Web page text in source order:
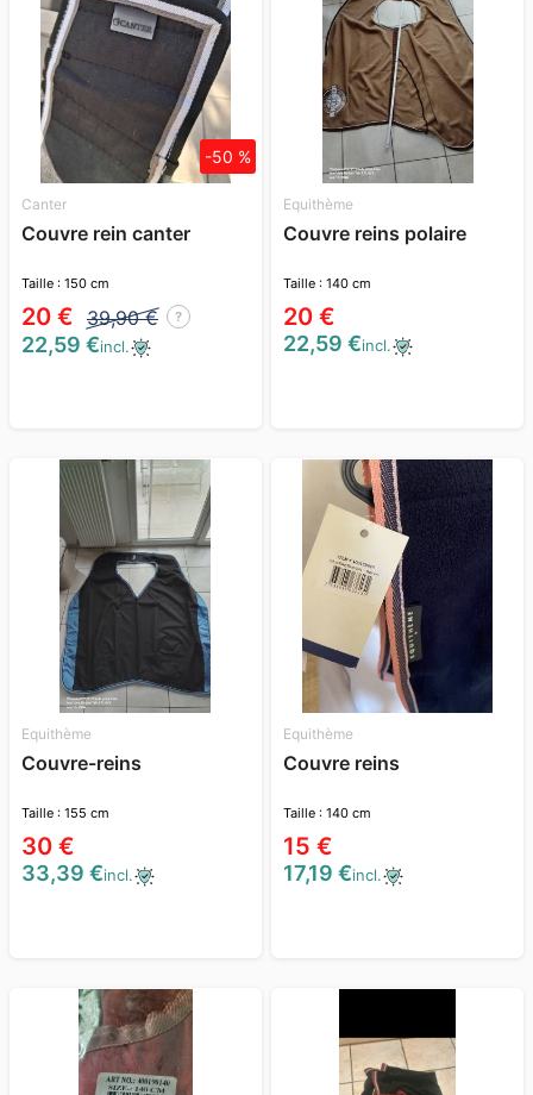
Canter
Couvre rein canter
Taille : 150 cm
20 € 39,90 € ?
-50 %
22,59 €incl.
Equithème
Couvre reins polaire
Taille : 140 cm
20 €
22,59 €incl.
Equithème
Couvre-reins
Taille : 155 cm
30 €
33,39 €incl.
Equithème
Couvre reins
Taille : 140 cm
15 €
17,19 €incl.